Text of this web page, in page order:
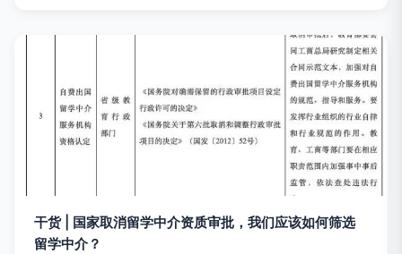
干货 | 国家取消留学中介资质审批，我们应该如何筛选
留学中介？